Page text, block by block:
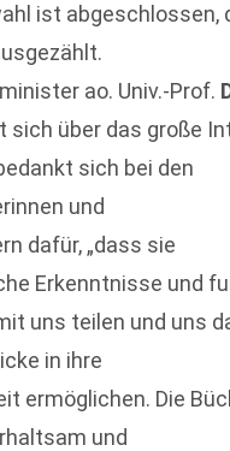
ist abgeschlossen,
ao. Univ.-Prof.
sich über das große
sich bei den
und
dafür, „dass sie
Erkenntnisse und
uns teilen und uns
in ihre
ermöglichen. Die
und